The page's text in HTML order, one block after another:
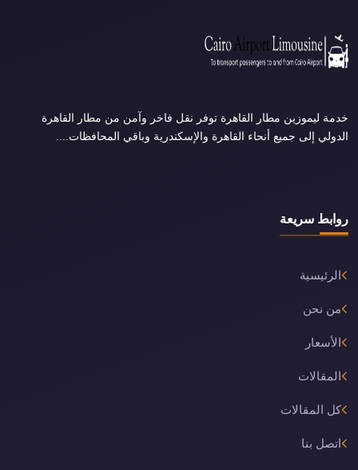
خدمة ليموزين مطار القاهرة توفر نقل فاخر وآمن من مطار القاهرة
الدولي إلى جميع أنحاء القاهرة والإسكندرية وباقي المحافظات....
روابط سريعة
الرئيسية
من نحن
الأسعار
المقالات
كل المقالات
اتصل بنا